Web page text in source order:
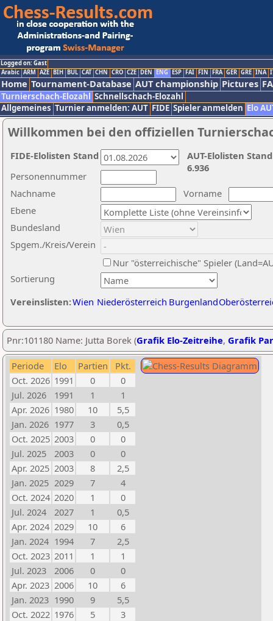
Logged on: Gast
Arabic ARM AZE BIH BUL CAT CHN CRO CZE DEN ENG ESP FAI FIN FRA GER GRE INA
Home Tournament-Database AUT championship Pictures
Turnierschach-Elozahl Schnellschach-Elozahl
Allgemeines Turnier anmelden: AUT FIDE Spieler anmelden Elo
Willkommen bei den offiziellen
Nachname
Vorname
Ebene
Sortierung
Personennummer
Bundesland
Spgem./Kreis/Verein
Nur "österreichische" Spieler
Vereinslisten:Wien Niederösterreich Burgenland
AUT-Elolisten
6.936
FIDE-Elolisten Stand
Pnr:101180 Name: Jutta Borek (Grafik Elo-Zeitreihe, Grafik
Periode Elo Partien
Pkt.
Oct. 2026 1991 0
0
Jul. 2026
1991 1
1
Apr. 2026 1980 10
5,5
Jan. 2026 1977 3
0,5
Oct. 2025 2003 0
0
Jul. 2025
2003 0
0
Apr. 2025 2003 8
2,5
Jan. 2025 2029 7
4
Oct. 2024 2020 1
0
Jul. 2024
2027 1
0,5
Apr. 2024 2029 10
6
Jan. 2024 1994 7
2,5
Oct. 2023 2011 1
1
Jul. 2023
2006 0
0
Apr. 2023 2006 10
6
Jan. 2023 1990 9
5,5
Oct. 2022 1976 5
3